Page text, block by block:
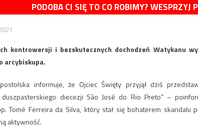
PODOBA CI SIĘ TO CO ROBIMY? WESPRZYJ
kontrowersji i bezskutecznych dochodzeń Watykanu
arcybiskupa.
informuje, że Ojciec Święty przyjął dziś
diecezji São José do Rio Preto” –
Tomé Ferreira da Silva, który stał się bohaterem
aktywność.